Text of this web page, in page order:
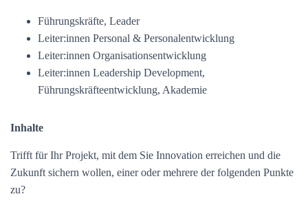
Führungskräfte, Leader
Leiter:innen Personal & Personalentwicklung
Leiter:innen Organisationsentwicklung
Leiter:innen Leadership Development,
Führungskräfteentwicklung, Akademie
Inhalte
Trifft für Ihr Projekt, mit dem Sie Innovation erreichen und die
Zukunft sichern wollen, einer oder mehrere der folgenden Punkte
zu?